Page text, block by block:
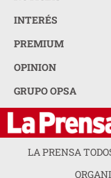
INTERÉS
PREMIUM
OPINION
GRUPO OPSA
LA PRENSA